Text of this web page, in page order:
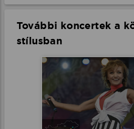
További koncertek a
stílusban